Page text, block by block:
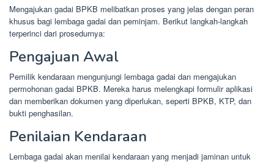
Mengajukan gadai BPKB melibatkan proses yang jelas dengan peran
khusus bagi lembaga gadai dan peminjam. Berikut langkah-langkah
terperinci dari prosedurnya:
Pengajuan Awal
Pemilik kendaraan mengunjungi lembaga gadai dan mengajukan
permohonan gadai BPKB. Mereka harus melengkapi formulir aplikasi
dan memberikan dokumen yang diperlukan, seperti BPKB, KTP, dan
bukti penghasilan.
Penilaian Kendaraan
Lembaga gadai akan menilai kendaraan yang menjadi jaminan untuk